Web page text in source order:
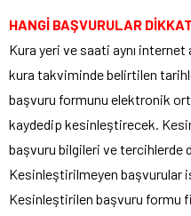
HANGİ BAŞVURULAR
Kura yeri ve saati aynı
kura takviminde belirtilen
başvuru formunu elektronik
kaydedip kesinleştirecek.
başvuru bilgileri ve tercihlerde
Kesinleştirilmeyen başvurular
Kesinleştirilen başvuru formu